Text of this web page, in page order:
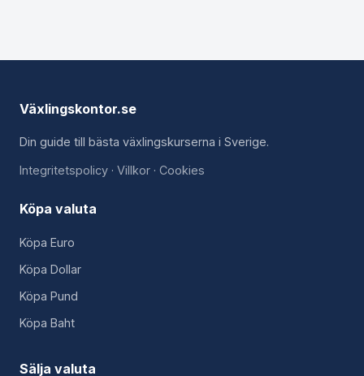
Växlingskontor.se
Din guide till bästa växlingskurserna i Sverige.
Integritetspolicy · Villkor · Cookies
Köpa valuta
Köpa Euro
Köpa Dollar
Köpa Pund
Köpa Baht
Sälja valuta